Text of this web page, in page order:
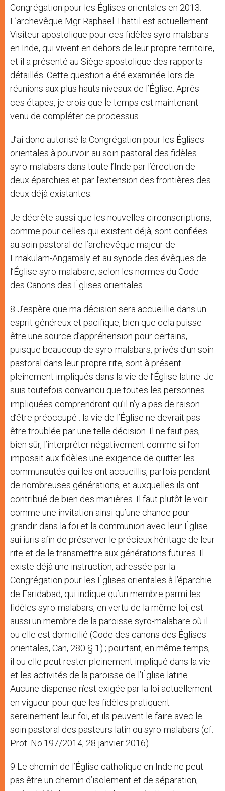
Congrégation pour les Églises orientales en 2013.
L’archevêque Mgr Raphael Thattil est actuellement
Visiteur apostolique pour ces fidèles syro-malabars
en Inde, qui vivent en dehors de leur propre territoire,
et il a présenté au Siège apostolique des rapports
détaillés. Cette question a été examinée lors de
réunions aux plus hauts niveaux de l’Église. Après
ces étapes, je crois que le temps est maintenant
venu de compléter ce processus.
J’ai donc autorisé la Congrégation pour les Églises
orientales à pourvoir au soin pastoral des fidèles
syro-malabars dans toute l’Inde par l’érection de
deux éparchies et par l’extension des frontières des
deux déjà existantes.
Je décrète aussi que les nouvelles circonscriptions,
comme pour celles qui existent déjà, sont confiées
au soin pastoral de l’archevêque majeur de
Ernakulam-Angamaly et au synode des évêques de
l’Église syro-malabare, selon les normes du Code
des Canons des Églises orientales.
8 J’espère que ma décision sera accueillie dans un
esprit généreux et pacifique, bien que cela puisse
être une source d’appréhension pour certains,
puisque beaucoup de syro-malabars, privés d’un soin
pastoral dans leur propre rite, sont à présent
pleinement impliqués dans la vie de l’Église latine. Je
suis toutefois convaincu que toutes les personnes
impliquées comprendront qu’il n’y a pas de raison
d’être préoccupé : la vie de l’Église ne devrait pas
être troublée par une telle décision. Il ne faut pas,
bien sûr, l’interpréter négativement comme si l’on
imposait aux fidèles une exigence de quitter les
communautés qui les ont accueillis, parfois pendant
de nombreuses générations, et auxquelles ils ont
contribué de bien des manières. Il faut plutôt le voir
comme une invitation ainsi qu’une chance pour
grandir dans la foi et la communion avec leur Église
sui iuris afin de préserver le précieux héritage de leur
rite et de le transmettre aux générations futures. Il
existe déjà une instruction, adressée par la
Congrégation pour les Églises orientales à l’éparchie
de Faridabad, qui indique qu’un membre parmi les
fidèles syro-malabars, en vertu de la même loi, est
aussi un membre de la paroisse syro-malabare où il
ou elle est domicilié (Code des canons des Églises
orientales, Can, 280 § 1) ; pourtant, en même temps,
il ou elle peut rester pleinement impliqué dans la vie
et les activités de la paroisse de l’Église latine.
Aucune dispense n’est exigée par la loi actuellement
en vigueur pour que les fidèles pratiquent
sereinement leur foi, et ils peuvent le faire avec le
soin pastoral des pasteurs latin ou syro-malabars (cf.
Prot. No.197/2014, 28 janvier 2016).
9 Le chemin de l’Église catholique en Inde ne peut
pas être un chemin d’isolement et de séparation,